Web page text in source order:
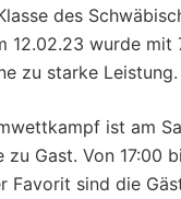
des
12.02.23 wurde
zu starke Leistung.
ist am
zu Gast. Von 17:00
Favorit sind die